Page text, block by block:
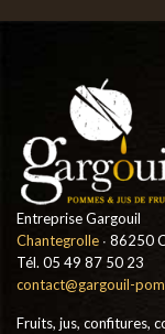
Entreprise Gargouil
Chantegrolle ∙ 86250
Tél. 05 49 87 50 23
contact@gargouil-
Fruits, jus, confitures,